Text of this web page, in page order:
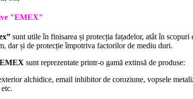
"EMEX"
sunt utile în finisarea și protecția fațadelor, atât în scopuri
dar și de protecție împotriva factorilor de mediu duri.
EMEX sunt reprezentate printr-o gamă extinsă de produse:
alchidice, email inhibitor de coroziune, vopsele